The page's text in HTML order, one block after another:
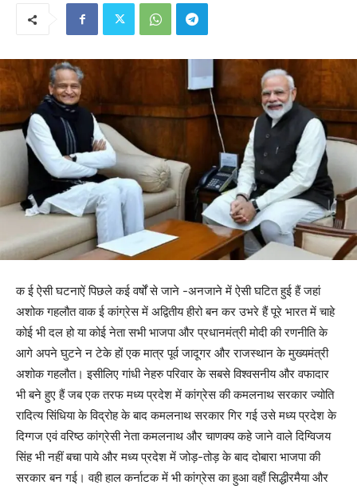
क ई ऐसी घटनाऐं पिछले कई वर्षों से जाने -अनजाने में ऐसी घटित हुई हैं जहां
अशोक गहलौत वाक ई कांग्रेस में अद्वितीय हीरो बन कर उभरे हैं पूरे भारत में चाहे
कोई भी दल हो या कोई नेता सभी भाजपा और प्रधानमंत्री मोदी की रणनीति के
आगे अपने घुटने न टेके हों एक मात्र पूर्व जादूगर और राजस्थान के मुख्यमंत्री
अशोक गहलौत। इसीलिए गांधी नेहरु परिवार के सबसे विश्वसनीय और वफादार
भी बने हुए हैं जब एक तरफ मध्य प्रदेश में कांग्रेस की कमलनाथ सरकार ज्योति
रादित्य सिंधिया के विद्रोह के बाद कमलनाथ सरकार गिर गई उसे मध्य प्रदेश के
दिग्गज एवं वरिष्ठ कांग्रेसी नेता कमलनाथ और चाणक्य कहे जाने वाले दिग्विजय
सिंह भी नहीं बचा पाये और मध्य प्रदेश में जोड़-तोड़ के बाद दोबारा भाजपा की
सरकार बन गई। वही हाल कर्नाटक में भी कांग्रेस का हुआ वहाँ सिद्धीरमैया और